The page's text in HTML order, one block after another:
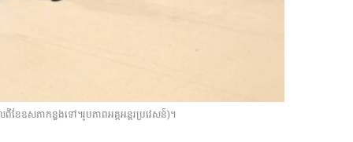
ពីខែឧសភាកន្លងទៅ។រូបភាពអគ្គអន្តរប្រវេសន៍)។